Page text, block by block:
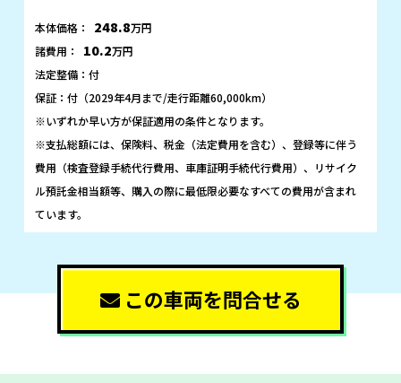
本体価格： 248.8万円
諸費用：
10.2万円
法定整備：付
保証：付（2029年4月まで/走行距離60,000km）
※いずれか早い方が保証適用の条件となります。
※支払総額には、保険料、税金（法定費用を含む）、登録等に伴う
費用（検査登録手続代行費用、車庫証明手続代行費用）、リサイク
ル預託金相当額等、購入の際に最低限必要なすべての費用が含まれ
ています。
この車両を問合せる